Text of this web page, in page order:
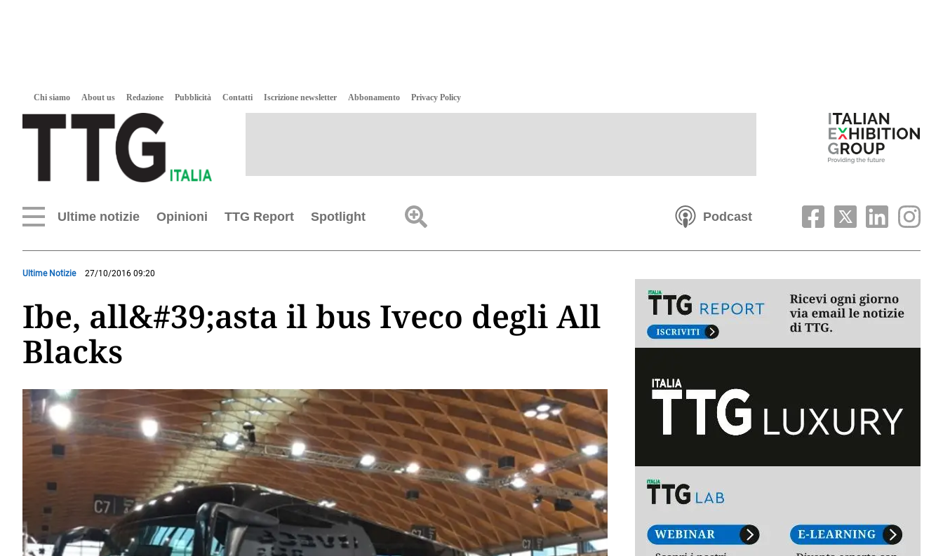
Chi siamo About us Redazione Pubblicità Contatti Iscrizione newsletter Abbonamento Privacy Policy
Ultime notizie Opinioni TTG Report Spotlight Podcast
Ultime Notizie 27/10/2016 09:20
Ibe, all&#39;asta il bus Iveco degli All
Blacks